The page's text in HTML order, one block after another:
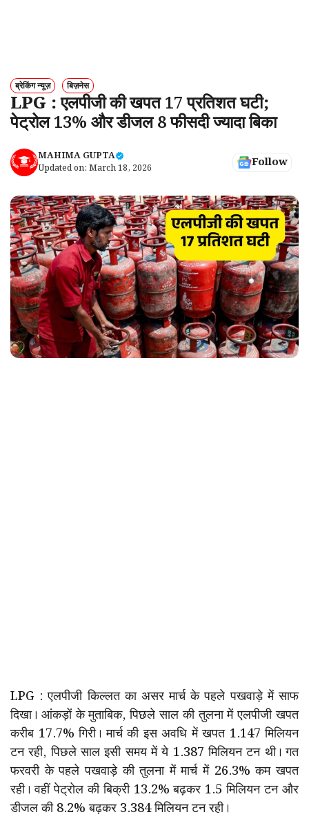
ब्रेकिंग न्यूज़ बिज़नेस
LPG : एलपीजी की खपत 17 प्रतिशत घटी;
पेट्रोल 13% और डीजल 8 फीसदी ज्यादा बिका
MAHIMA GUPTA
Updated on: March 18, 2026 Follow
LPG : एलपीजी किल्लत का असर मार्च के पहले पखवाड़े में साफ
दिखा। आंकड़ों के मुताबिक, पिछले साल की तुलना में एलपीजी खपत
करीब 17.7% गिरी। मार्च की इस अवधि में खपत 1.147 मिलियन
टन रही, पिछले साल इसी समय में ये 1.387 मिलियन टन थी। गत
फरवरी के पहले पखवाड़े की तुलना में मार्च में 26.3% कम खपत
रही। वहीं पेट्रोल की बिक्री 13.2% बढ़कर 1.5 मिलियन टन और
डीजल की 8.2% बढ़कर 3.384 मिलियन टन रही।